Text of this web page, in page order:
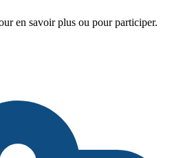
en savoir plus ou pour participer.